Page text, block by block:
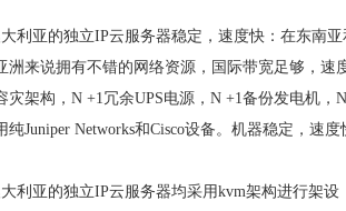
利亚的独立IP云服务器稳定，速度快：在东南
洲来说拥有不错的网络资源，国际带宽足够，
灾架构，N +1冗余UPS电源，N +1备份发电机
纯Juniper Networks和Cisco设备。机器稳定，速度
利亚的独立IP云服务器均采用kvm架构进行架